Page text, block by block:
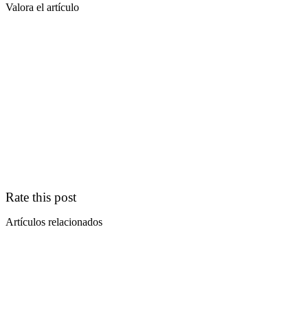
Valora el artículo
Rate this post
Artículos relacionados